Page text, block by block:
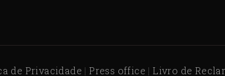
de Privacidade |Press office |Livro de